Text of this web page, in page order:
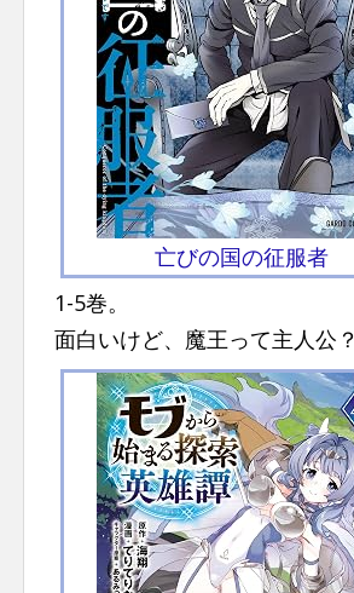
亡びの国の征服者
1-5巻。
面白いけど、魔王って主人公？